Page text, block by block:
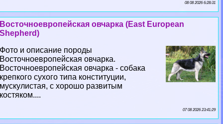
08 08 2026 6:28:31
Восточноевропейская овчарка (East European
Shepherd)
Фото и описание породы
Восточноевропейская овчарка.
Восточноевропейская овчарка - собака
крепкого сухого типа конституции,
мускулистая, с хорошо развитым
костяком....
07 08 2026 23:41:29